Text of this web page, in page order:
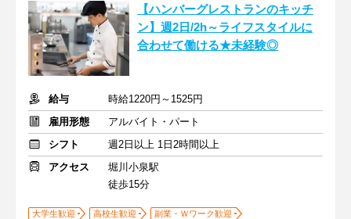
【ハンバーグレストランのキッチ
ン】週2日/2h～ライフスタイルに
合わせて働ける★未経験◎
給与
時給1220円～1525円
雇用形態
アルバイト・パート
シフト
週2日以上 1日2時間以上
アクセス
堀川小泉駅
徒歩15分
大学生歓迎 高校生歓迎
副業・Ｗワーク歓迎